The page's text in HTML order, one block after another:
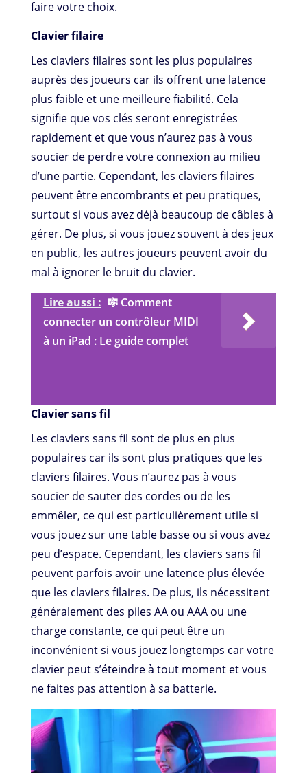
faire votre choix.
Clavier filaire
Les claviers filaires sont les plus populaires
auprès des joueurs car ils offrent une latence
plus faible et une meilleure fiabilité. Cela
signifie que vos clés seront enregistrées
rapidement et que vous n’aurez pas à vous
soucier de perdre votre connexion au milieu
d’une partie. Cependant, les claviers filaires
peuvent être encombrants et peu pratiques,
surtout si vous avez déjà beaucoup de câbles à
gérer. De plus, si vous jouez souvent à des jeux
en public, les autres joueurs peuvent avoir du
mal à ignorer le bruit du clavier.
Lire aussi : 🎼 Comment
connecter un contrôleur MIDI
à un iPad : Le guide complet
Clavier sans fil
Les claviers sans fil sont de plus en plus
populaires car ils sont plus pratiques que les
claviers filaires. Vous n’aurez pas à vous
soucier de sauter des cordes ou de les
emmêler, ce qui est particulièrement utile si
vous jouez sur une table basse ou si vous avez
peu d’espace. Cependant, les claviers sans fil
peuvent parfois avoir une latence plus élevée
que les claviers filaires. De plus, ils nécessitent
généralement des piles AA ou AAA ou une
charge constante, ce qui peut être un
inconvénient si vous jouez longtemps car votre
clavier peut s’éteindre à tout moment et vous
ne faites pas attention à sa batterie.